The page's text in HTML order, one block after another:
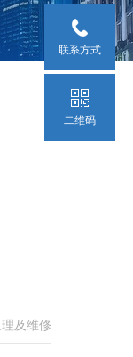
及维修
联系方式
二维码